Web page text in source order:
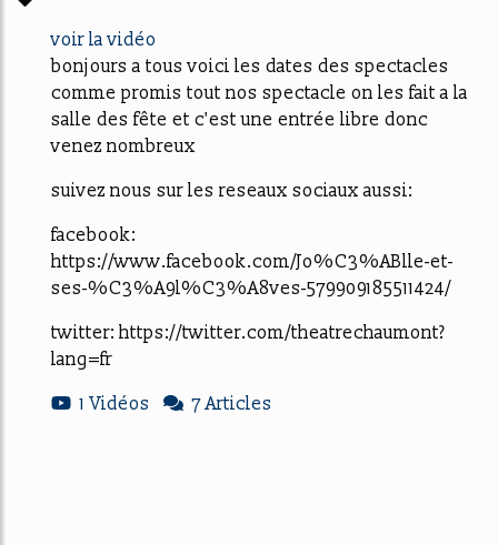
voir la vidéo
bonjours a tous voici les dates des spectacles
comme promis tout nos spectacle on les fait a la
salle des fête et c'est une entrée libre donc
venez nombreux
suivez nous sur les reseaux sociaux aussi:
facebook:
https://www.facebook.com/Jo%C3%ABlle-et-
ses-%C3%A9l%C3%A8ves-579909185511424/
twitter: https://twitter.com/theatrechaumont?
lang=fr
1 Vidéos
7 Articles